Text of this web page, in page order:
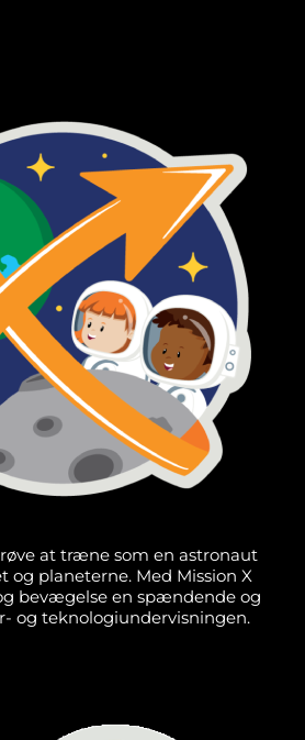
at træne som en astronaut
og planeterne. Med Mission X
bevægelse en spændende og
og teknologiundervisningen.